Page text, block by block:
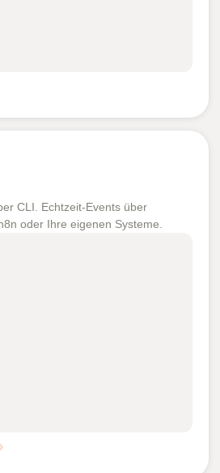
CLI. Echtzeit-Events über
oder Ihre eigenen Systeme.